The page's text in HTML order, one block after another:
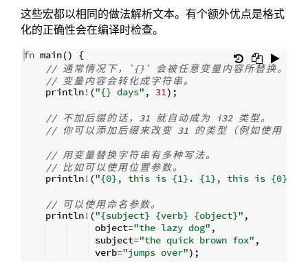
这些宏都以相同的做法解析文本。有个额外优点是格式
化的正确性会在编译时检查。
fn main()
{
// 通 常 情况 下 ， `{}` 会被 任意 变 量内容所 替换。
// 变 量内容 会转 化成 字符串。
    println
! ("{} days" , 31) ;
// 不加后缀的 话 ， 31 就 自动成为 i32 类型。
// 你 可 以添加后缀来改 变 31 的类型 （ 例如 使用
// 用 变 量 替换 字符串 有 多种 写法。
// 比如 可 以 使用 位 置参 数。
    println
! ("{0}, this is {1}. {1}, this is {0}"
// 可 以 使用 命名参 数。
    println
! ("{subject} {verb} {object}" ,
object="the lazy dog" ,
subject="the quick brown fox" ,
verb="jumps over") ;